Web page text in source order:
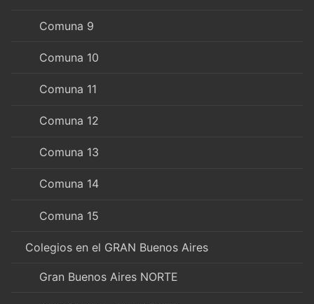
Comuna 9
Comuna 10
Comuna 11
Comuna 12
Comuna 13
Comuna 14
Comuna 15
Colegios en el GRAN Buenos Aires
Gran Buenos Aires NORTE